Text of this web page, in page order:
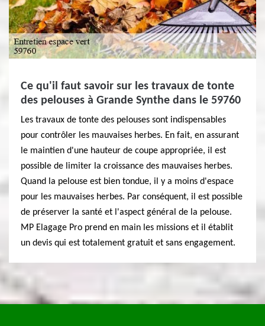
Ce qu'il faut savoir sur les travaux de tonte
des pelouses à Grande Synthe dans le 59760
Les travaux de tonte des pelouses sont indispensables
pour contrôler les mauvaises herbes. En fait, en assurant
le maintien d'une hauteur de coupe appropriée, il est
possible de limiter la croissance des mauvaises herbes.
Quand la pelouse est bien tondue, il y a moins d'espace
pour les mauvaises herbes. Par conséquent, il est possible
de préserver la santé et l'aspect général de la pelouse.
MP Elagage Pro prend en main les missions et il établit
un devis qui est totalement gratuit et sans engagement.